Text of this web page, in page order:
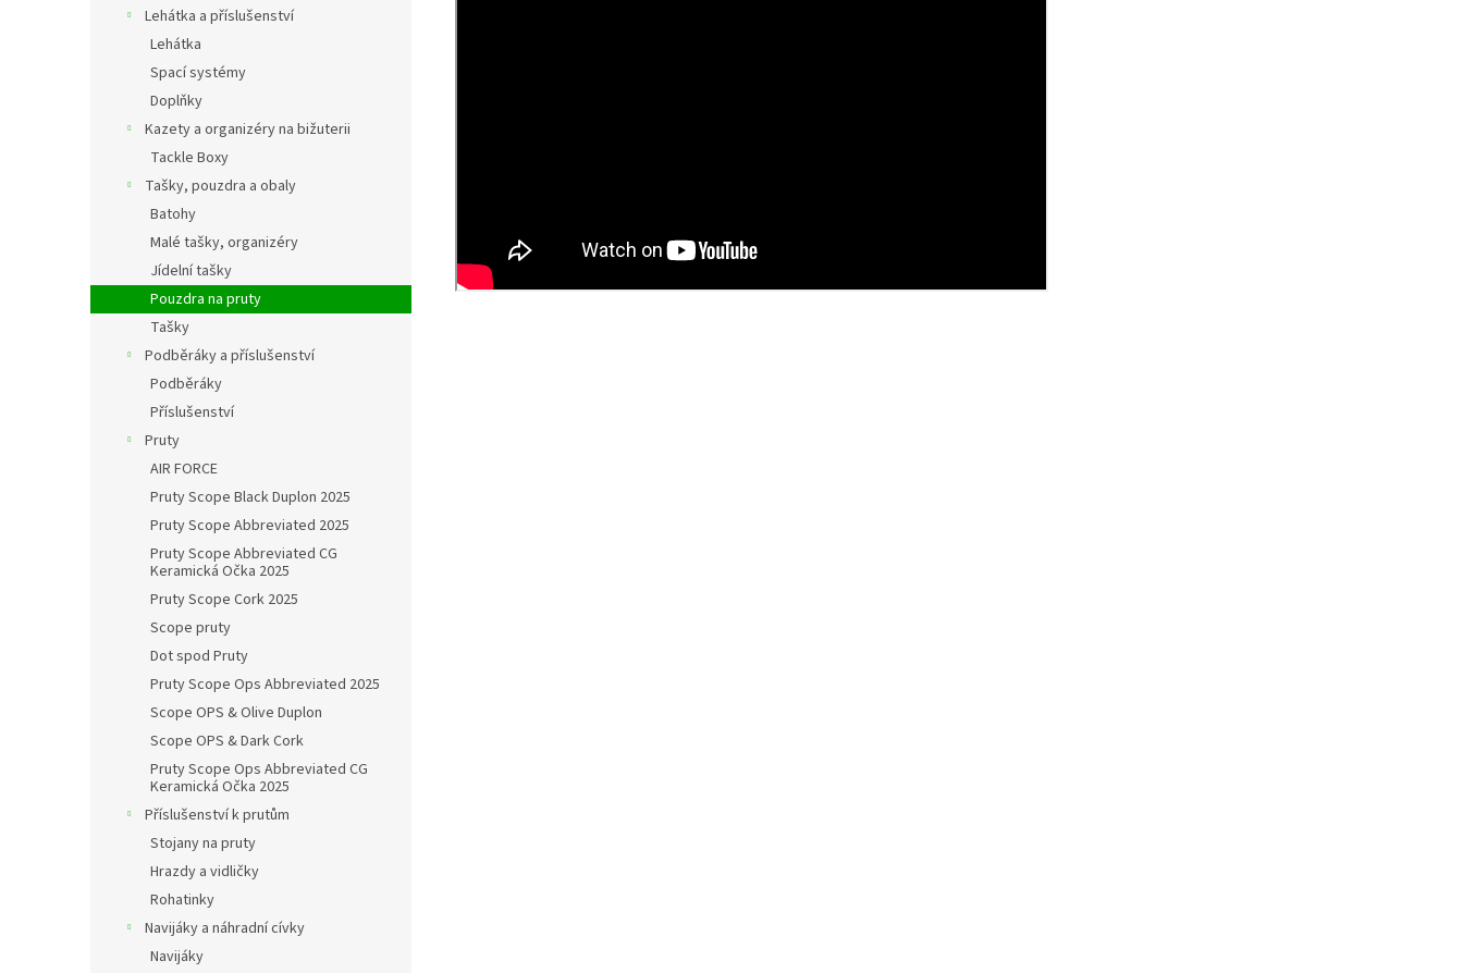
Lehátka a příslušenství
Lehátka
Spací systémy
Doplňky
Kazety a organizéry na bižuterii
Tackle Boxy
Tašky, pouzdra a obaly
Batohy
Malé tašky, organizéry
Jídelní tašky
Pouzdra na pruty
Tašky
Podběráky a příslušenství
Podběráky
Příslušenství
Pruty
AIR FORCE
Pruty Scope Black Duplon 2025
Pruty Scope Abbreviated 2025
Pruty Scope Abbreviated CG
Keramická Očka 2025
Pruty Scope Cork 2025
Scope pruty
Dot spod Pruty
Pruty Scope Ops Abbreviated 2025
Scope OPS & Olive Duplon
Scope OPS & Dark Cork
Pruty Scope Ops Abbreviated CG
Keramická Očka 2025
Příslušenství k prutům
Stojany na pruty
Hrazdy a vidličky
Rohatinky
Navijáky a náhradní cívky
Navijáky